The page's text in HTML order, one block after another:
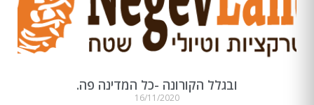
ובגלל הקורונה -כל המדינה פה.
16/11/2020